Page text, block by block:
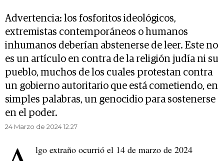
Advertencia: los fosforitos ideológicos,
extremistas contemporáneos o humanos
inhumanos deberían abstenerse de leer. Este no
es un artículo en contra de la religión judía ni su
pueblo, muchos de los cuales protestan contra
un gobierno autoritario que está cometiendo, en
simples palabras, un genocidio para sostenerse
en el poder.
24 Marzo de 2024 12.27
lgo extraño ocurrió el 14 de marzo de 2024